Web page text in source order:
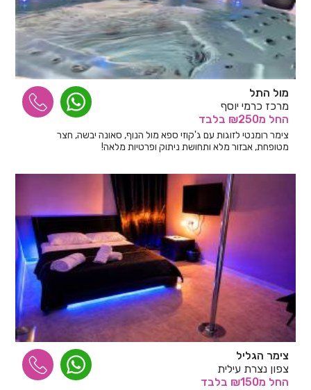
מול התל
מרכז כרמי יוסף
החל מ₪250 בלבד
צימר רומנטי לזוגות עם ג'קוזי ספא מול הנוף, סאונה יבשה, חצר
מטופחת, אבזור מלא ותחושת ניתוק ופרטיות מלאה!
צימר הגליל
צפון נצרת עילית
החל מ₪150 בלבד